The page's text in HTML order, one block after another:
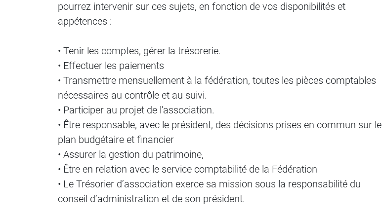
pourrez intervenir sur ces sujets, en fonction de vos disponibilités et
appétences :
• Tenir les comptes, gérer la trésorerie.
• Effectuer les paiements
• Transmettre mensuellement à la fédération, toutes les pièces comptables
nécessaires au contrôle et au suivi.
• Participer au projet de l'association.
• Être responsable, avec le président, des décisions prises en commun sur le
plan budgétaire et financier
• Assurer la gestion du patrimoine,
• Être en relation avec le service comptabilité de la Fédération
• Le Trésorier d’association exerce sa mission sous la responsabilité du
conseil d’administration et de son président.